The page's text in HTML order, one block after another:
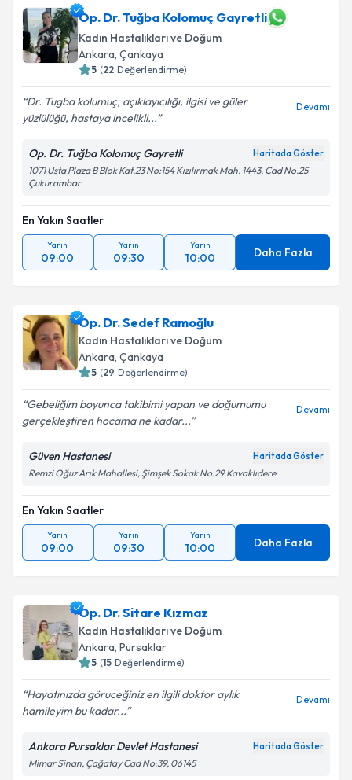
Op. Dr. Tuğba Kolomuç Gayretli
Kadın Hastalıkları ve Doğum
Ankara, Çankaya
5 (22 Değerlendirme)
Dr. Tugba kolumuç, açıklayıcılığı, ilgisi ve güler
yüzlülüğü, hastaya incelikli...
Devamı
Op. Dr. Tuğba Kolomuç Gayretli Haritada Göster
1071 Usta Plaza B Blok Kat.23 No:154 Kızılırmak Mah. 1443. Cad No.25
Çukurambar
En Yakın Saatler
Yarın
09:00
Yarın
09:30
Yarın
10:00 Daha Fazla
Op. Dr. Sedef Ramoğlu
Kadın Hastalıkları ve Doğum
Ankara, Çankaya
5 (29 Değerlendirme)
Gebeliğim boyunca takibimi yapan ve doğumumu
gerçekleştiren hocama ne kadar...
Devamı
Güven Hastanesi Haritada Göster
Remzi Oğuz Arık Mahallesi, Şimşek Sokak No:29 Kavaklıdere
En Yakın Saatler
Yarın
09:00
Yarın
09:30
Yarın
10:00 Daha Fazla
Op. Dr. Sitare Kızmaz
Kadın Hastalıkları ve Doğum
Ankara, Pursaklar
5 (15 Değerlendirme)
Hayatınızda göruceğiniz en ilgili doktor aylık
hamileyim bu kadar...
Devamı
Ankara Pursaklar Devlet Hastanesi Haritada Göster
Mimar Sinan, Çağatay Cad No:39, 06145